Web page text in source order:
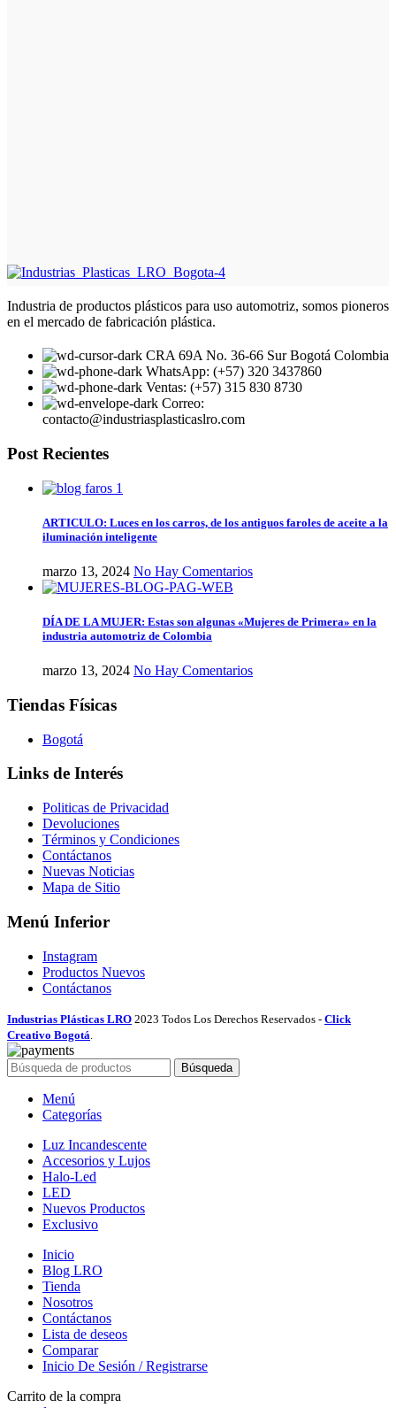
Industria de productos plásticos para uso automotriz, somos pioneros
en el mercado de fabricación plástica.
CRA 69A No. 36-66 Sur Bogotá Colombia
WhatsApp: (+57) 320 3437860
Ventas: (+57) 315 830 8730
Correo:
contacto@industriasplasticaslro.com
Post Recientes
ARTICULO: Luces en los carros, de los antiguos faroles de aceite a la
iluminación inteligente
marzo 13, 2024 No Hay Comentarios
DÍA DE LA MUJER: Estas son algunas «Mujeres de Primera» en la
industria automotriz de Colombia
marzo 13, 2024 No Hay Comentarios
Tiendas Físicas
Bogotá
Links de Interés
Politicas de Privacidad
Devoluciones
Términos y Condiciones
Contáctanos
Nuevas Noticias
Mapa de Sitio
Menú Inferior
Instagram
Productos Nuevos
Contáctanos
Industrias Plásticas LRO 2023 Todos Los Derechos Reservados - Click
Creativo Bogotá
Búsqueda
Menú
Categorías
Luz Incandescente
Accesorios y Lujos
Halo-Led
LED
Nuevos Productos
Exclusivo
Inicio
Blog LRO
Tienda
Nosotros
Contáctanos
Lista de deseos
Comparar
Inicio De Sesión / Registrarse
Carrito de la compra